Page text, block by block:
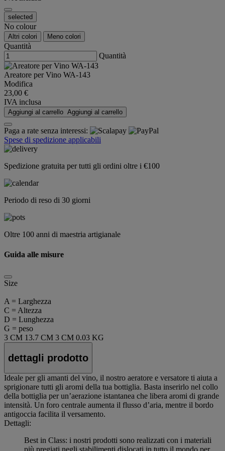
selected
No colour
Altri colori Meno colori
Quantità
Quantità
Areatore per Vino WA-143
Modifica
23,00 €
IVA inclusa
Aggiungi al carrello Aggiungi al carrello
Paga a rate senza interessi:
Spese di spedizione applicabili
Spedizione gratuita per tutti gli ordini oltre i €100
Periodo di reso di 30 giorni
Oltre 100 anni di maestria artigianale
Guida alle misure
Size
A = Larghezza
C = Altezza
D = Lunghezza
G = peso
3 CM 13.7 CM 3 CM 0.03 KG
dettagli prodotto
Ideale per gli amanti del vino, il nostro aeratore e versatore ti aiuta a
sprigionare tutti gli aromi della tua bottiglia. Basta inserirlo nel collo
della bottiglia per un’aerazione istantanea che libera aromi di grande
intensità. Un foro centrale aumenta il flusso d’aria, mentre il bordo
antigoccia facilita il versamento.
Dettagli:
Best in Class: i nostri prodotti sono realizzati con i materiali